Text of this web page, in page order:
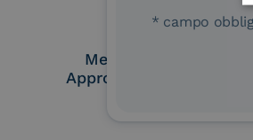
Membro Adobe
Approved Trust List
* campo